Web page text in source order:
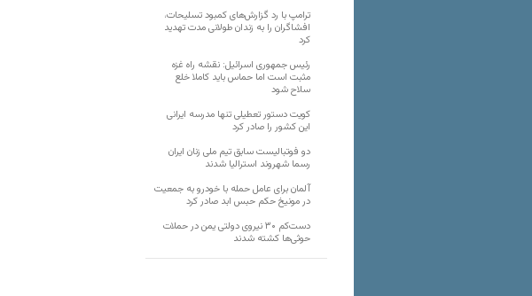
ترامپ با رد گزارش‌های کمبود تسلیحات،
افشاگران را به زندان طولانی مدت تهدید
کرد
رئیس‌ جمهوری اسرائیل: نقشه راه غزه
مثبت است اما حماس باید کاملا خلع
سلاح شود
کویت دستور تعطیلی تنها مدرسه ایرانی
این کشور را صادر کرد
دو فوتبالیست سابق تیم ملی زنان ایران
رسما شهروند استرالیا شدند
آلمان برای عامل حمله با خودرو به جمعیت
در مونیخ حکم حبس ابد صادر کرد
دست‌کم ۳۰ نیروی دولتی یمن در حملات
حوثی‌ها کشته شدند